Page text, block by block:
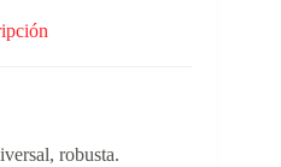
robusta.